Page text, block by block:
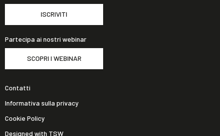
ISCRIVITI
Partecipa ai nostri webinar
SCOPRI I WEBINAR
Contatti
Informativa sulla privacy
Cookie Policy
Designed with TSW